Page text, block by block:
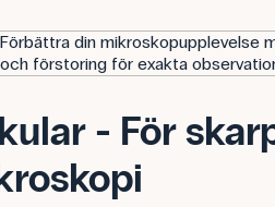
Förbättra din mikroskopupplevelse
och förstoring för exakta
- För